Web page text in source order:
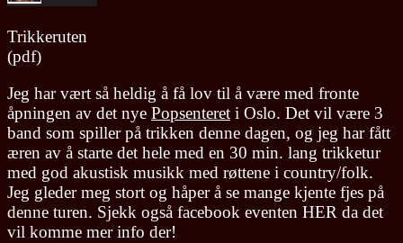
Trikkeruten
(pdf)
Jeg har vært så heldig å få lov til å være med fronte
åpningen av det nye Popsenteret i Oslo. Det vil være 3
band som spiller på trikken denne dagen, og jeg har fått
æren av å starte det hele med en 30 min. lang trikketur
med god akustisk musikk med røttene i country/folk.
Jeg gleder meg stort og håper å se mange kjente fjes på
denne turen. Sjekk også facebook eventen HER da det
vil komme mer info der!